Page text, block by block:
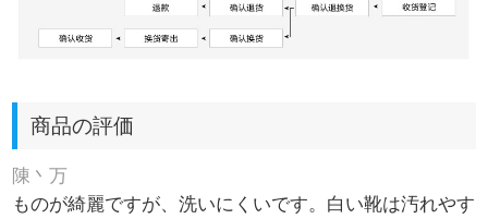
商品の評価
陳丶万
ものが綺麗ですが、洗いにくいです。白い靴は汚れやす